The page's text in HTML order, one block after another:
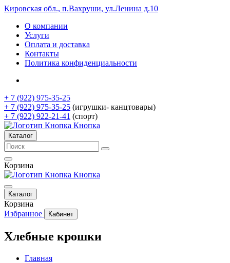
Кировская обл., п.Вахруши, ул.Ленина д.10
О компании
Услуги
Оплата и доставка
Контакты
Политика конфиденциальности
+ 7 (922) 975-35-25
+ 7 (922) 975-35-25 (игрушки- канцтовары)
+ 7 (922) 922-21-41 (спорт)
Кнопка
Каталог
Корзина
Кнопка
Каталог
Корзина
Избранное
Кабинет
Хлебные крошки
Главная